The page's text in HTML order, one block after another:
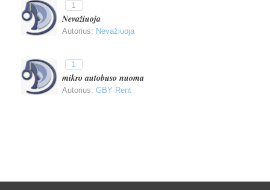
1
Nevažiuoja
Autorius: Nevažiuoja
1
mikro autobuso nuoma
Autorius: GBY Rent